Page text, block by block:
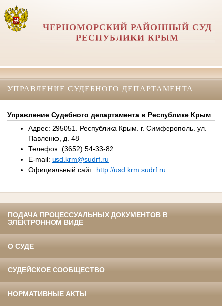
ЧЕРНОМОРСКИЙ РАЙОННЫЙ СУД
РЕСПУБЛИКИ КРЫМ
УПРАВЛЕНИЕ СУДЕБНОГО ДЕПАРТАМЕНТА
Управление Судебного департамента в Республике Крым
Адрес: 295051, Республика Крым, г. Симферополь, ул.
Павленко, д. 48
Телефон: (3652) 54-33-82
E-mail: usd.krm@sudrf.ru
Официальный сайт: http://usd.krm.sudrf.ru
ПОДАЧА ПРОЦЕССУАЛЬНЫХ ДОКУМЕНТОВ В
ЭЛЕКТРОННОМ ВИДЕ
О СУДЕ
СУДЕЙСКОЕ СООБЩЕСТВО
НОРМАТИВНЫЕ АКТЫ